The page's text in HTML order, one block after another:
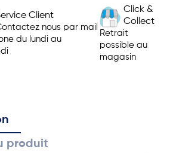
Client
nous par mail
du lundi au
Click &
Collect
Retrait
possible au
magasin
produit